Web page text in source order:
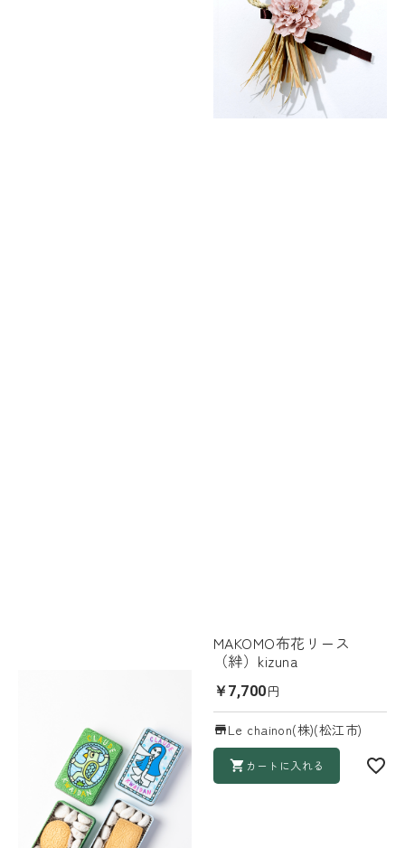
MAKOMO布花リース
（絆）kizuna
￥7,700円
Le chainon(株)(松江市)
カートに入れる